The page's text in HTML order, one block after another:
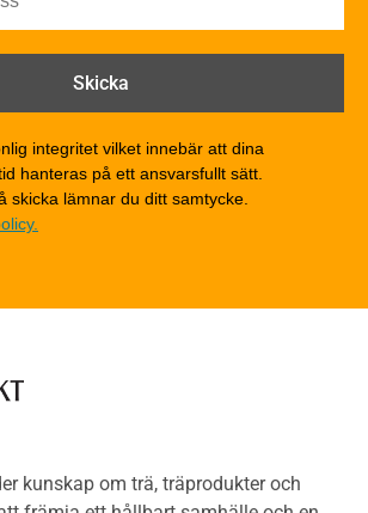
byggnader
för material och konstruktioner
brandmotstånd
med sprinkler
i flervåningsbostadshus
och märkning
integritet vilket innebär att dina
hanteras på ett ansvarsfullt sätt.
skicka lämnar du ditt samtycke.
kunskap om trä, träprodukter och